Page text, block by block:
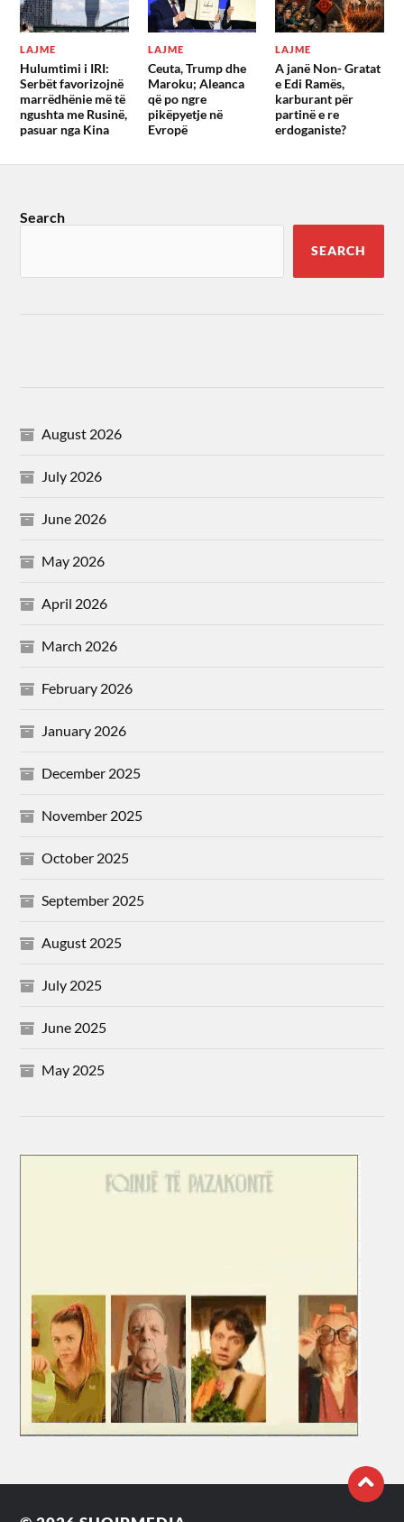
LAJME
Hulumtimi i IRI:
Serbët favorizojnë
marrëdhënie më të
ngushta me Rusinë,
pasuar nga Kina
LAJME
Ceuta, Trump dhe
Maroku; Aleanca
që po ngre
pikëpyetje në
Evropë
LAJME
A janë Non- Gratat
e Edi Ramës,
karburant për
partinë e re
erdoganiste?
Search
SEARCH
August 2026
July 2026
June 2026
May 2026
April 2026
March 2026
February 2026
January 2026
December 2025
November 2025
October 2025
September 2025
August 2025
July 2025
June 2025
May 2025